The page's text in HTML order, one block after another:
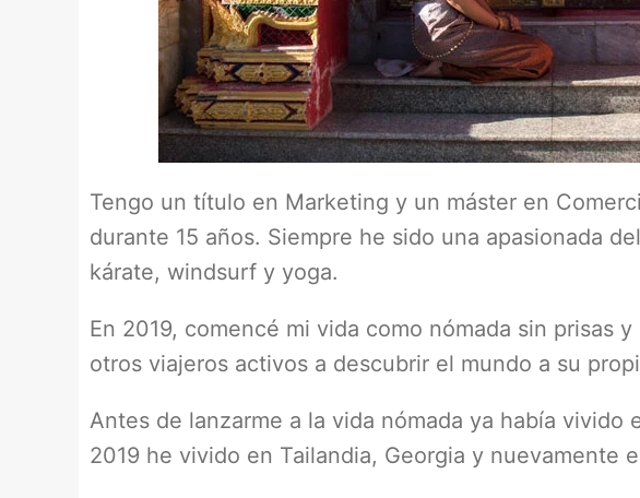
Tengo un título en Marketing y un máster en
durante 15 años. Siempre he sido una apasionada
kárate, windsurf y yoga.
En 2019, comencé mi vida como nómada sin prisas
otros viajeros activos a descubrir el mundo a su
Antes de lanzarme a la vida nómada ya había vivido
2019 he vivido en Tailandia, Georgia y nuevamente